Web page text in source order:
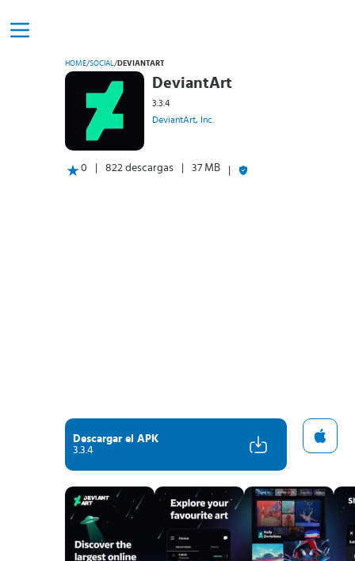
HOME/SOCIAL/ DEVIANTART
DeviantArt
3.3.4
DeviantArt, Inc.
0 822 descargas 37 MB
Descargar el APK
3.3.4